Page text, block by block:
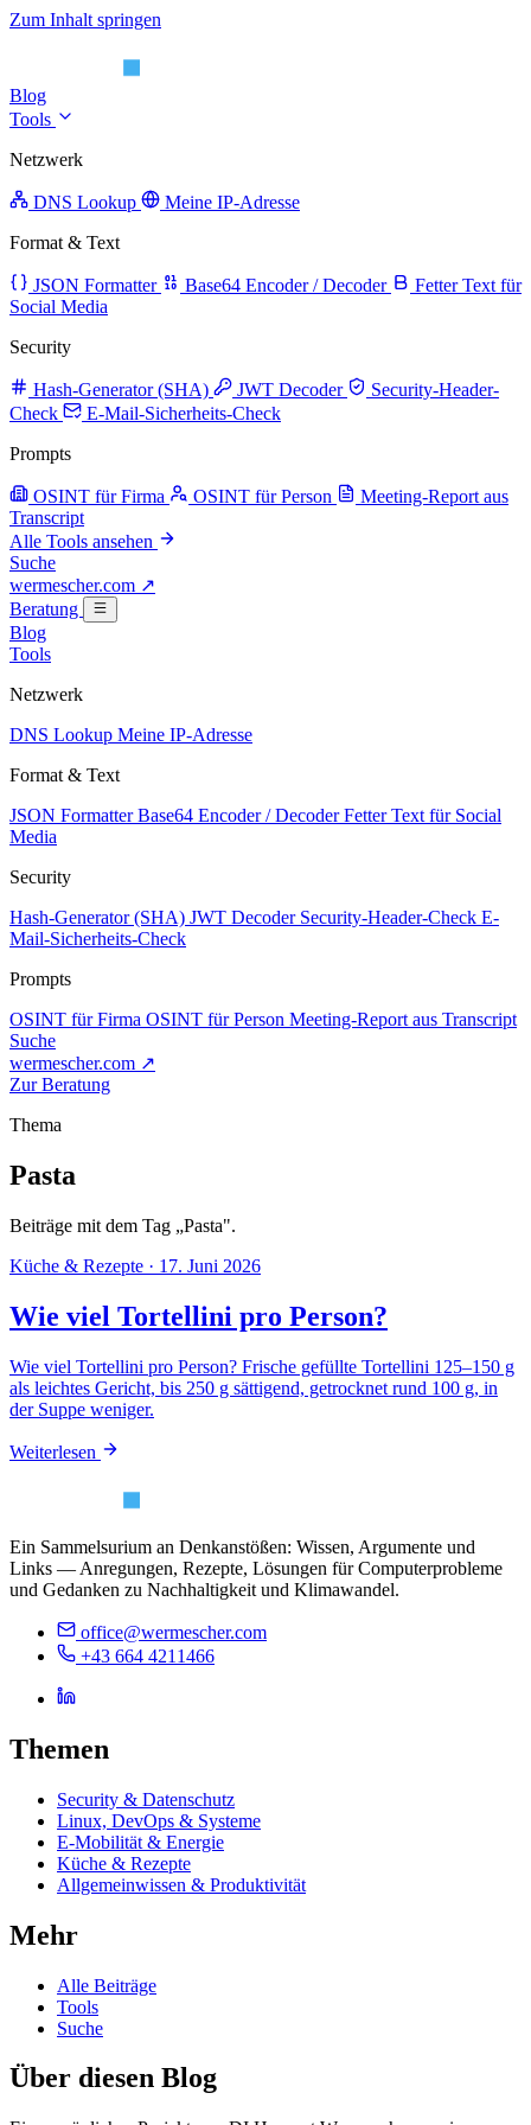
Zum Inhalt springen
Blog
Tools
Netzwerk
DNS Lookup
Meine IP-Adresse
Format & Text
JSON Formatter Base64 Encoder / Decoder
Fetter Text für
Social Media
Security
Hash-Generator (SHA) JWT Decoder
Security-Header-
Check
E-Mail-Sicherheits-Check
Prompts
OSINT für Firma OSINT für Person
Meeting-Report aus
Transcript
Alle Tools ansehen
Suche
wermescher.com ↗
Beratung
Blog
Tools
Netzwerk
DNS Lookup Meine IP-Adresse
Format & Text
JSON FormatterBase64 Encoder / DecoderFetter Text für Social
Media
Security
Hash-Generator (SHA) JWT Decoder Security-Header-Check E-
Mail-Sicherheits-Check
Prompts
OSINT für Firma OSINT für Person Meeting-Report aus Transcript
Suche
wermescher.com ↗
Zur Beratung
Thema
Pasta
Beiträge mit dem Tag „Pasta".
Küche & Rezepte · 17. Juni 2026
Wie viel Tortellini pro Person?
Wie viel Tortellini pro Person? Frische gefüllte Tortellini 125–150 g
als leichtes Gericht, bis 250 g sättigend, getrocknet rund 100 g, in
der Suppe weniger.
Weiterlesen
Ein Sammelsurium an Denkanstößen: Wissen, Argumente und
Links — Anregungen, Rezepte, Lösungen für Computerprobleme
und Gedanken zu Nachhaltigkeit und Klimawandel.
office@wermescher.com
+43 664 4211466
Themen
Security & Datenschutz
Linux, DevOps & Systeme
E-Mobilität & Energie
Küche & Rezepte
Allgemeinwissen & Produktivität
Mehr
Alle Beiträge
Tools
Suche
Über diesen Blog